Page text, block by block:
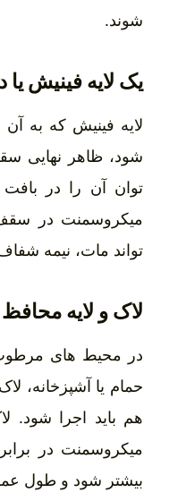
شوند.
یک لایه فینیش یا
لایه فینیش که به آن
شود، ظاهر نهایی
توان آن را در
میکروسمنت در
تواند مات، نیمه
لاک و لایه
در محیط های
حمام یا آشپزخانه،
هم باید اجرا
میکروسمنت در
بیشتر شود و طول